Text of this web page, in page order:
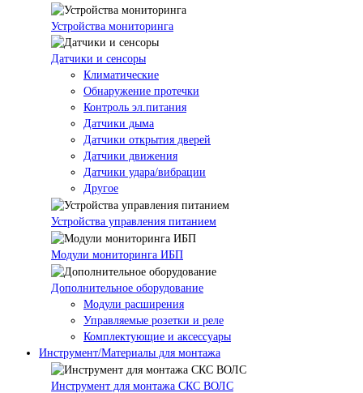
Устройства мониторинга
Датчики и сенсоры
Климатические
Обнаружение протечки
Контроль эл.питания
Датчики дыма
Датчики открытия дверей
Датчики движения
Датчики удара/вибрации
Другое
Устройства управления питанием
Модули мониторинга ИБП
Дополнительное оборудование
Модули расширения
Управляемые розетки и реле
Комплектующие и аксессуары
Инструмент/Материалы для монтажа
Инструмент для монтажа СКС ВОЛС